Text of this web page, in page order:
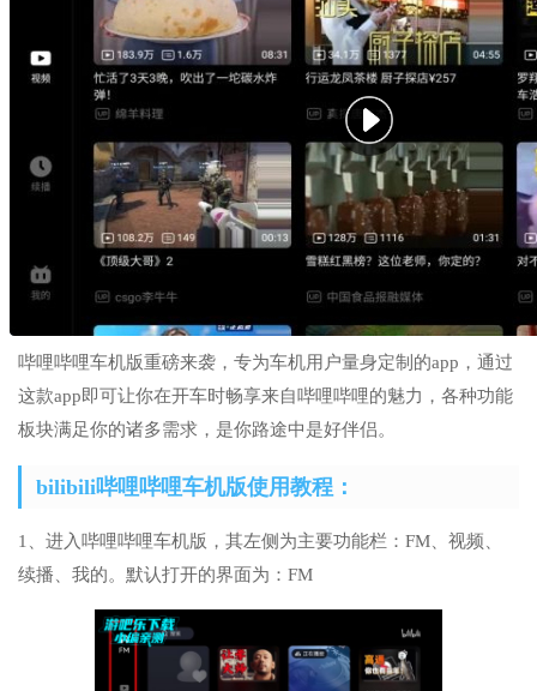
哔哩哔哩车机版重磅来袭，专为车机用户量身定制的app，通过
这款app即可让你在开车时畅享来自哔哩哔哩的魅力，各种功能
板块满足你的诸多需求，是你路途中是好伴侣。
bilibili哔哩哔哩车机版使用教程：
1、进入哔哩哔哩车机版，其左侧为主要功能栏：FM、视频、
续播、我的。默认打开的界面为：FM